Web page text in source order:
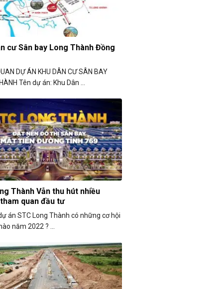
cư Sân bay Long Thành Đồng
DỰ ÁN KHU DÂN CƯ SÂN BAY
Tên dự án: Khu Dân ...
Thành Vẫn thu hút nhiều
quan đầu tư
án STC Long Thành có những cơ hội
năm 2022 ? ...